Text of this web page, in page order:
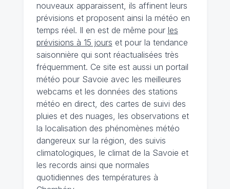
nouveaux apparaissent, ils affinent leurs
prévisions et proposent ainsi la météo en
temps réel. Il en est de même pour les
prévisions à 15 jours et pour la tendance
saisonnière qui sont réactualisées très
fréquemment. Ce site est aussi un portail
météo pour Savoie avec les meilleures
webcams et les données des stations
météo en direct, des cartes de suivi des
pluies et des nuages, les observations et
la localisation des phénomènes météo
dangereux sur la région, des suivis
climatologiques, le climat de la Savoie et
les records ainsi que normales
quotidiennes des températures à